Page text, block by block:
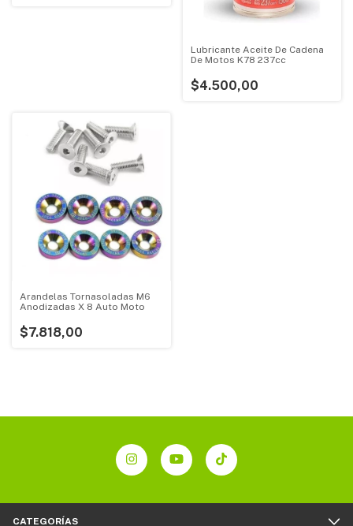
Lubricante Aceite De Cadena
De Motos K78 237cc
$4.500,00
Arandelas Tornasoladas M6
Anodizadas X 8 Auto Moto
$7.818,00
CATEGORÍAS